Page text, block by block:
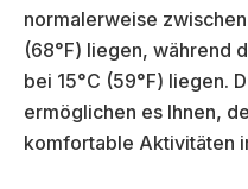
normalerweise
(68°F) liegen, während
bei 15°C (59°F) liegen.
ermöglichen es Ihnen,
komfortable Aktivitäten